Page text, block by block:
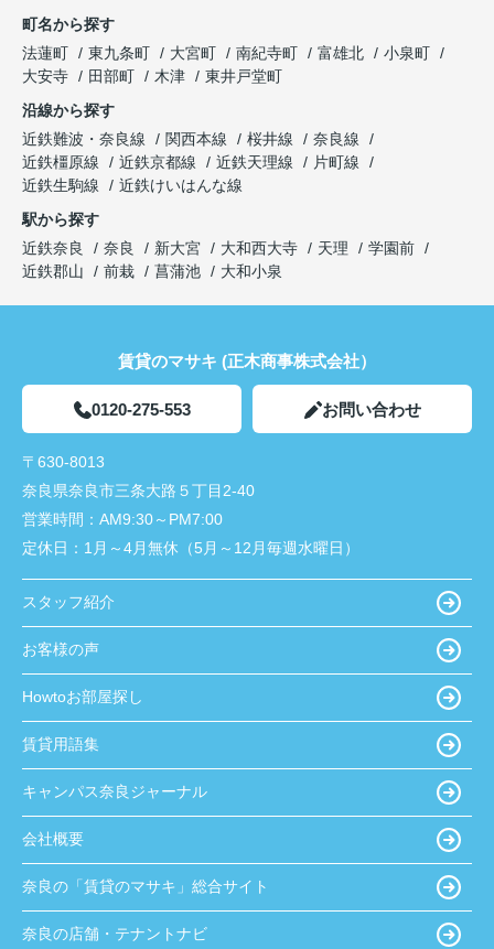
町名から探す
法蓮町
東九条町 大宮町 南紀寺町 富雄北
小泉町
大安寺
田部町 木津
東井戸堂町
沿線から探す
近鉄難波・奈良線
関西本線 桜井線
奈良線
近鉄橿原線
近鉄京都線 近鉄天理線
片町線
近鉄生駒線
近鉄けいはんな線
駅から探す
近鉄奈良
奈良 新大宮 大和西大寺 天理
学園前
近鉄郡山
前栽 菖蒲池 大和小泉
賃貸のマサキ (正木商事株式会社）
0120-275-553 お問い合わせ
〒630-8013
奈良県奈良市三条大路５丁目2-40
営業時間： AM9:30～PM7:00
定休日： 1月～4月無休（5月～12月毎週水曜日）
スタッフ紹介
お客様の声
Howtoお部屋探し
賃貸用語集
キャンパス奈良ジャーナル
会社概要
奈良の「賃貸のマサキ」総合サイト
奈良の店舗・テナントナビ